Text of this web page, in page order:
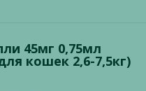
45мг 0,75мл
кошек 2,6-7,5кг)